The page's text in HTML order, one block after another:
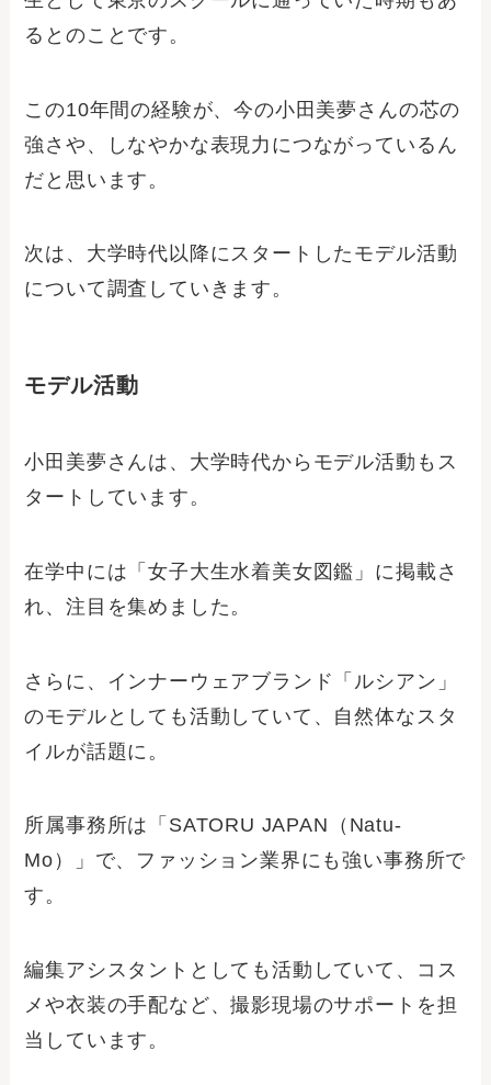
るとのことです。
この10年間の経験が、今の小田美夢さんの芯の
強さや、しなやかな表現力につながっているん
だと思います。
次は、大学時代以降にスタートしたモデル活動
について調査していきます。
モデル活動
小田美夢さんは、大学時代からモデル活動もス
タートしています。
在学中には「女子大生水着美女図鑑」に掲載さ
れ、注目を集めました。
さらに、インナーウェアブランド「ルシアン」
のモデルとしても活動していて、自然体なスタ
イルが話題に。
所属事務所は「SATORU JAPAN（Natu-
Mo）」で、ファッション業界にも強い事務所で
す。
編集アシスタントとしても活動していて、コス
メや衣装の手配など、撮影現場のサポートを担
当しています。